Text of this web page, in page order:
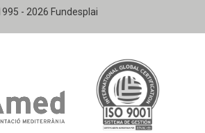
- 2026 Fundesplai